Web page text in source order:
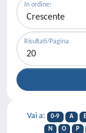
In ordine:
Risultati/Pagina
Vai a: 0-9 A
N
O P